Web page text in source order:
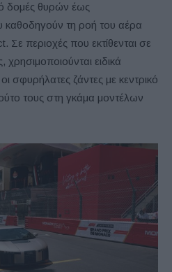
δομές θυρών έως
καθοδηγούν τη ροή του αέρα
περιοχές που εκτίθενται σε
ειδικά
σφυρήλατες ζάντες με κεντρικό
τους στη γκάμα μοντέλων